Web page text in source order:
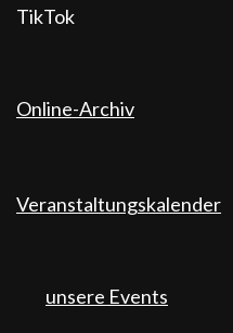
TikTok
Online-Archiv
Veranstaltungskalender
unsere Events